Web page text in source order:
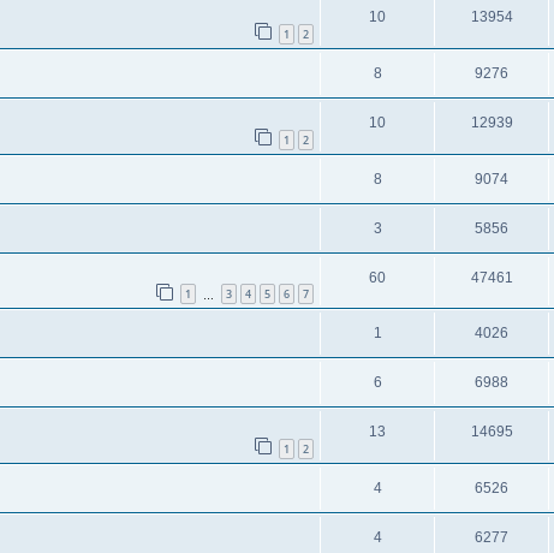
1 2
10 13954
8 9276
1 2
10 12939
8 9074
3 5856
1 3 4 5 6 7
60 47461
1 4026
6 6988
1 2
13 14695
4 6526
4 6277